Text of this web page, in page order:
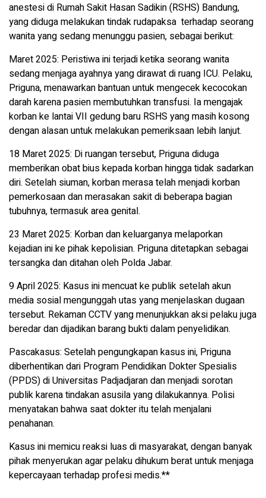
anestesi di Rumah Sakit Hasan Sadikin (RSHS) Bandung,
yang diduga melakukan tindak rudapaksa terhadap seorang
wanita yang sedang menunggu pasien, sebagai berikut:
Maret 2025: Peristiwa ini terjadi ketika seorang wanita
sedang menjaga ayahnya yang dirawat di ruang ICU. Pelaku,
Priguna, menawarkan bantuan untuk mengecek kecocokan
darah karena pasien membutuhkan transfusi. Ia mengajak
korban ke lantai VII gedung baru RSHS yang masih kosong
dengan alasan untuk melakukan pemeriksaan lebih lanjut.
18 Maret 2025: Di ruangan tersebut, Priguna diduga
memberikan obat bius kepada korban hingga tidak sadarkan
diri. Setelah siuman, korban merasa telah menjadi korban
pemerkosaan dan merasakan sakit di beberapa bagian
tubuhnya, termasuk area genital.
23 Maret 2025: Korban dan keluarganya melaporkan
kejadian ini ke pihak kepolisian. Priguna ditetapkan sebagai
tersangka dan ditahan oleh Polda Jabar.
9 April 2025: Kasus ini mencuat ke publik setelah akun
media sosial mengunggah utas yang menjelaskan dugaan
tersebut. Rekaman CCTV yang menunjukkan aksi pelaku juga
beredar dan dijadikan barang bukti dalam penyelidikan.
Pascakasus: Setelah pengungkapan kasus ini, Priguna
diberhentikan dari Program Pendidikan Dokter Spesialis
(PPDS) di Universitas Padjadjaran dan menjadi sorotan
publik karena tindakan asusila yang dilakukannya. Polisi
menyatakan bahwa saat dokter itu telah menjalani
penahanan.
Kasus ini memicu reaksi luas di masyarakat, dengan banyak
pihak menyerukan agar pelaku dihukum berat untuk menjaga
kepercayaan terhadap profesi medis.**